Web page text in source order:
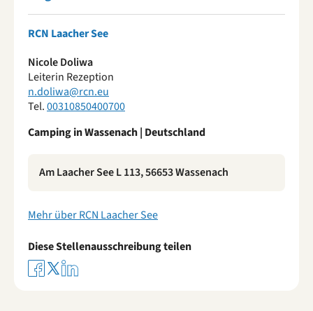
RCN Laacher See
Nicole Doliwa
Leiterin Rezeption
n.doliwa@rcn.eu
Tel.00310850400700
Camping in Wassenach | Deutschland
Am Laacher See L 113, 56653 Wassenach
Mehr über RCN Laacher See
Diese Stellenausschreibung teilen
RCN Laacher See